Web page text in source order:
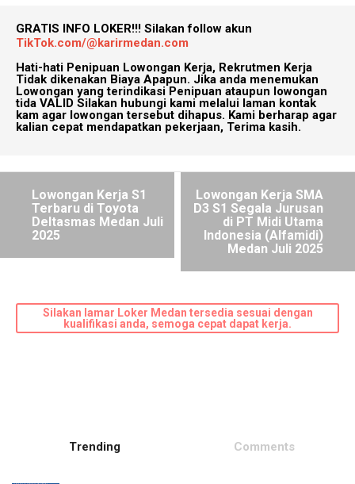
GRATIS INFO LOKER!!! Silakan follow akun
TikTok.com/@karirmedan.com
Hati-hati Penipuan Lowongan Kerja, Rekrutmen Kerja
Tidak dikenakan Biaya Apapun. Jika anda menemukan
Lowongan yang terindikasi Penipuan ataupun lowongan
tida VALID Silakan hubungi kami melalui laman kontak
kam agar lowongan tersebut dihapus. Kami berharap agar
kalian cepat mendapatkan pekerjaan, Terima kasih.
Lowongan Kerja S1
Terbaru di Toyota
Deltasmas Medan Juli
2025
Lowongan Kerja SMA
D3 S1 Segala Jurusan
di PT Midi Utama
Indonesia (Alfamidi)
Medan Juli 2025
Silakan lamar Loker Medan tersedia sesuai dengan
kualifikasi anda, semoga cepat dapat kerja.
Trending Comments